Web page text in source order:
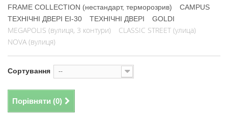
FRAME COLLECTION (нестандарт, терморозрив)
CAMPUS
ТЕХНІЧНІ ДВЕРІ EI-30
ТЕХНІЧНІ ДВЕРІ GOLDI
MEGAPOLIS (вулиця, 3 контури)
CLASSIC STREET (улица)
NOVA (вулиця)
Сортування --
Порівняти (0)